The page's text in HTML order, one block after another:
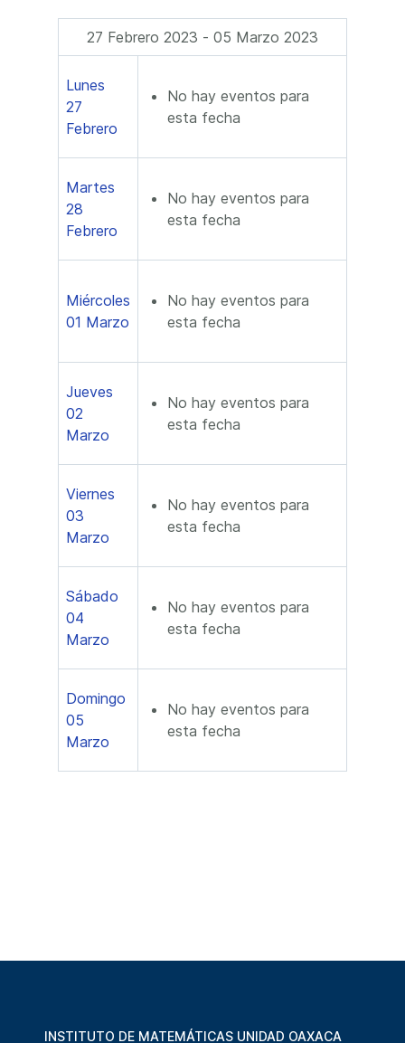
27 Febrero 2023 - 05 Marzo 2023
Lunes
27
Febrero
No hay eventos para
esta fecha
Martes
28
Febrero
No hay eventos para
esta fecha
Miércoles
01 Marzo
No hay eventos para
esta fecha
Jueves
02
Marzo
No hay eventos para
esta fecha
Viernes
03
Marzo
No hay eventos para
esta fecha
Sábado
04
Marzo
No hay eventos para
esta fecha
Domingo
05
Marzo
No hay eventos para
esta fecha
INSTITUTO DE MATEMÁTICAS UNIDAD OAXACA